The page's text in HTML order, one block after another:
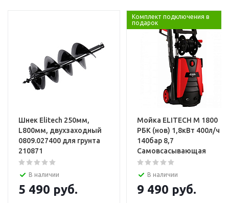
Шнек Elitech 250мм,
L800мм, двухзаходный
0809.027400 для грунта
210871
В наличии
5 490 руб.
Комплект подключения в
подарок
Мойка ELITECH М 1800
РБК (нов) 1,8кВт 400л/ч
140бар 8,7
Самовсасывающая
В наличии
9 490 руб.